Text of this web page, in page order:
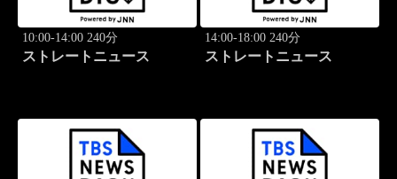
10:00-14:00 240分
ストレートニュース
14:00-18:00 240分
ストレートニュース